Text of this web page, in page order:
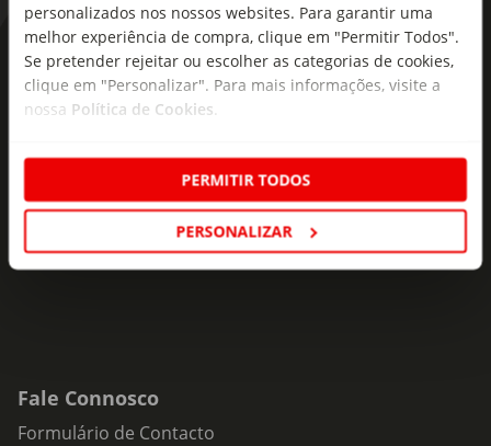
personalizados nos nossos websites. Para garantir uma
melhor experiência de compra, clique em "Permitir Todos".
Se pretender rejeitar ou escolher as categorias de cookies,
clique em "Personalizar". Para mais informações, visite a
nossa Política de Cookies
PERMITIR TODOS
PERSONALIZAR
As novidades mais frescas no
seu e-mail!
ofertas e novidades para si.
Insira o seu e-
Fale Connosco
Formulário de Contacto